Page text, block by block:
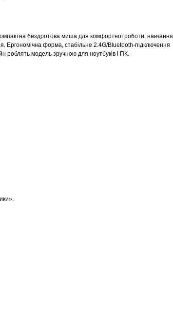
бездротова миша для комфортної роботи, навчання
Ергономічна форма, стабільне 2.4G/Bluetooth-підключення
роблять модель зручною для ноутбуків і ПК.